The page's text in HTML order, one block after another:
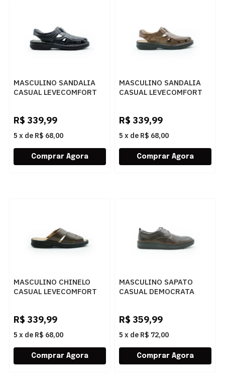
MASCULINO SANDALIA
CASUAL LEVECOMFORT
R$ 339,99
5 x de R$ 68,00
MASCULINO SANDALIA
CASUAL LEVECOMFORT
R$ 339,99
5 x de R$ 68,00
MASCULINO CHINELO
CASUAL LEVECOMFORT
R$ 339,99
5 x de R$ 68,00
MASCULINO SAPATO
CASUAL DEMOCRATA
R$ 359,99
5 x de R$ 72,00